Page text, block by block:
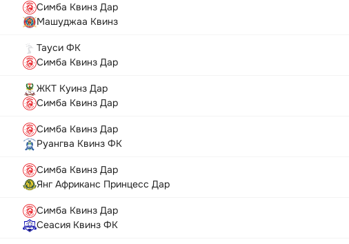
Симба Квинз Дар
Машуджаа Квинз
Тауси ФК
Симба Квинз Дар
ЖКТ Куинз Дар
Симба Квинз Дар
Симба Квинз Дар
Руангва Квинз ФК
Симба Квинз Дар
Янг Африканс Принцесс Дар
Симба Квинз Дар
Сеасия Квинз ФК